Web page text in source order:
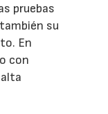
pruebas
su
En
con